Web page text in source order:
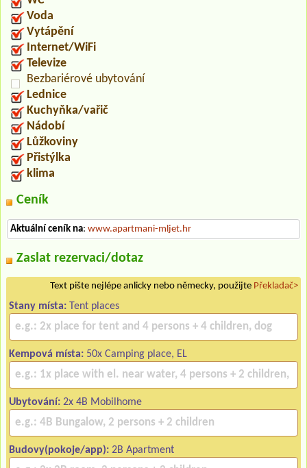
Voda
Vytápění
Internet/WiFi
Televize
Bezbariérové ubytování
Lednice
Kuchyňka/vařič
Nádobí
Lůžkoviny
Přistýlka
klima
Ceník
Aktuální ceník na: www.apartmani-mljet.hr
Zaslat rezervaci/dotaz
Text pište nejlépe anlicky nebo německy, použijte Překladač>
Stany místa: Tent places
Kempová místa: 50x Camping place, EL
Ubytování: 2x 4B Mobilhome
Budovy(pokoje/app): 2B Apartment